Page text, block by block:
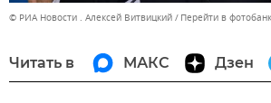
© РИА Новости . Алексей Витвицкий Перейти в фотобанк
Читать в МАКС Дзен